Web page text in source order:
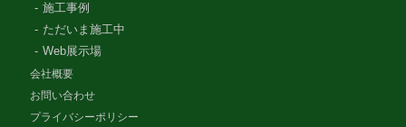
施工事例
ただいま施工中
Web展示場
会社概要
お問い合わせ
プライバシーポリシー